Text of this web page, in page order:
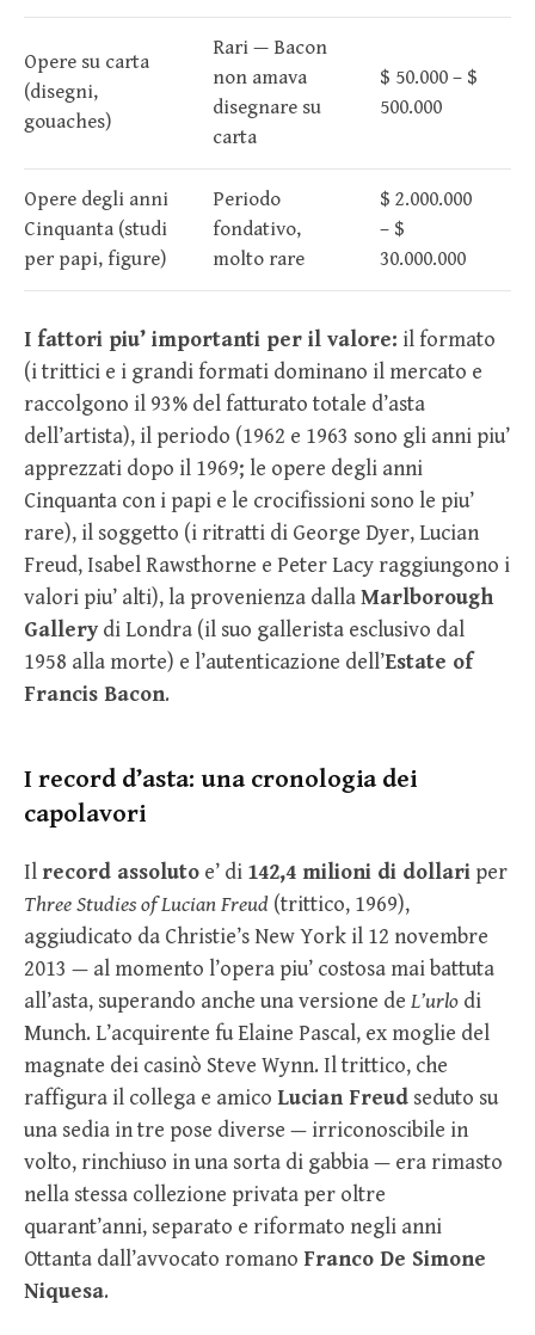
Opere su carta
(disegni,
gouaches)
Rari — Bacon
non amava
disegnare su
carta
$ 50.000 – $
500.000
Opere degli anni
Cinquanta (studi
per papi, figure)
Periodo
fondativo,
molto rare
$ 2.000.000
– $
30.000.000
I fattori piu’ importanti per il valore: il formato
(i trittici e i grandi formati dominano il mercato e
raccolgono il 93% del fatturato totale d’asta
dell’artista), il periodo (1962 e 1963 sono gli anni piu’
apprezzati dopo il 1969; le opere degli anni
Cinquanta con i papi e le crocifissioni sono le piu’
rare), il soggetto (i ritratti di George Dyer, Lucian
Freud, Isabel Rawsthorne e Peter Lacy raggiungono i
valori piu’ alti), la provenienza dallaMarlborough
Gallery di Londra (il suo gallerista esclusivo dal
1958 alla morte) e l’autenticazione dell’Estate of
Francis Bacon.
I record d’asta: una cronologia dei
capolavori
Il record assoluto e’ di 142,4 milioni di dollari per
Three Studies of Lucian Freud (trittico, 1969),
aggiudicato da Christie’s New York il 12 novembre
2013 — al momento l’opera piu’ costosa mai battuta
all’asta, superando anche una versione de L’urlo di
Munch. L’acquirente fu Elaine Pascal, ex moglie del
magnate dei casinò Steve Wynn. Il trittico, che
raffigura il collega e amico Lucian Freud seduto su
una sedia in tre pose diverse — irriconoscibile in
volto, rinchiuso in una sorta di gabbia — era rimasto
nella stessa collezione privata per oltre
quarant’anni, separato e riformato negli anni
Ottanta dall’avvocato romano Franco De Simone
Niquesa.